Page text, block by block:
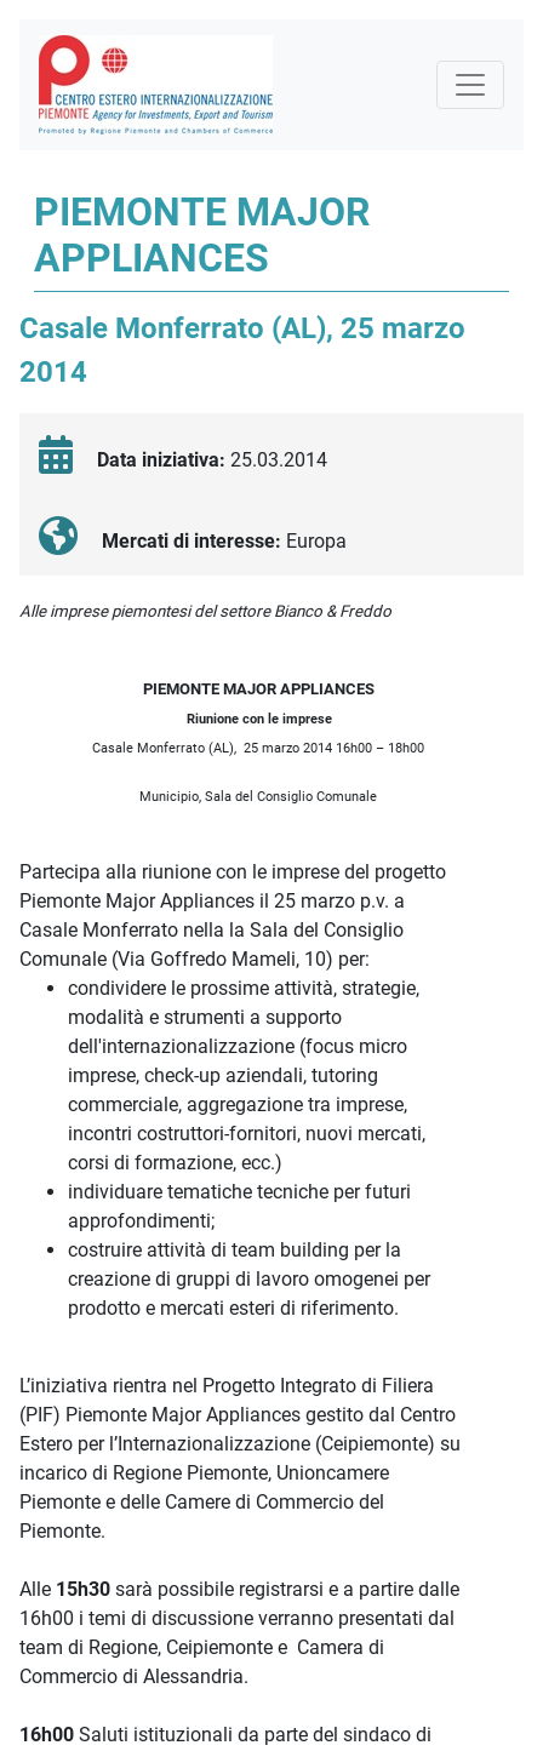
PIEMONTE MAJOR
APPLIANCES
Casale Monferrato (AL), 25 marzo
2014
Data iniziativa: 25.03.2014
Mercati di interesse: Europa
Descrizione iniziativa
Alle imprese piemontesi del settore Bianco & Freddo
PIEMONTE MAJOR APPLIANCES
Riunione con le imprese
Casale Monferrato (AL), 25 marzo 2014 16h00 – 18h00
Municipio, Sala del Consiglio Comunale
Partecipa alla riunione con le imprese del progetto
Piemonte Major Appliances il 25 marzo p.v. a
Casale Monferrato nella la Sala del Consiglio
Comunale (Via Goffredo Mameli, 10) per:
condividere le prossime attività, strategie,
modalità e strumenti a supporto
dell'internazionalizzazione (focus micro
imprese, check-up aziendali, tutoring
commerciale, aggregazione tra imprese,
incontri costruttori-fornitori, nuovi mercati,
corsi di formazione, ecc.)
individuare tematiche tecniche per futuri
approfondimenti;
costruire attività di team building per la
creazione di gruppi di lavoro omogenei per
prodotto e mercati esteri di riferimento.
L’iniziativa rientra nel Progetto Integrato di Filiera
(PIF) Piemonte Major Appliances gestito dal Centro
Estero per l’Internazionalizzazione (Ceipiemonte) su
incarico di Regione Piemonte, Unioncamere
Piemonte e delle Camere di Commercio del
Piemonte.
Alle 15h30 sarà possibile registrarsi e a partire dalle
16h00 i temi di discussione verranno presentati dal
team di Regione, Ceipiemonte e Camera di
Commercio di Alessandria.
16h00 Saluti istituzionali da parte del sindaco di